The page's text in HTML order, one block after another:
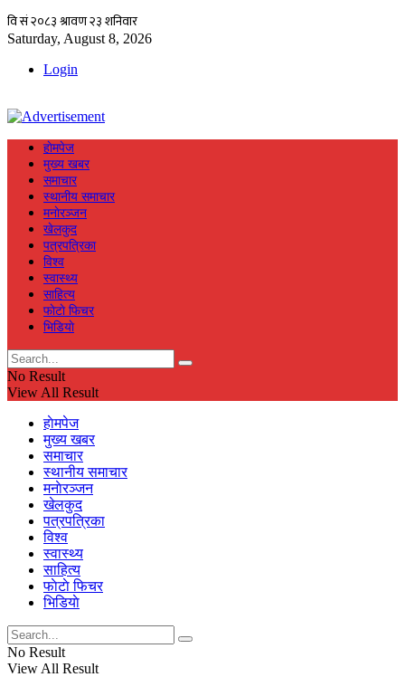
Saturday, August 8, 2026
Login
हाेमपेज
मुख्य खबर
समाचार
स्थानीय समाचार
मनाेरञ्जन
खेलकुद
पत्रपत्रिका
विश्व
स्वास्थ्य
साहित्य
फाेटाे फिचर
भिडियाे
No Result
View All Result
हाेमपेज
मुख्य खबर
समाचार
स्थानीय समाचार
मनाेरञ्जन
खेलकुद
पत्रपत्रिका
विश्व
स्वास्थ्य
साहित्य
फाेटाे फिचर
भिडियाे
No Result
View All Result